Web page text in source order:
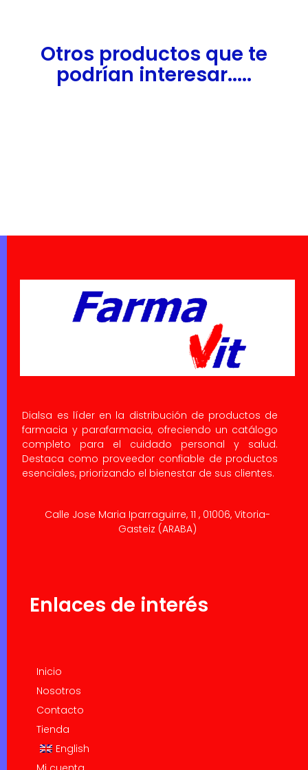
Otros productos que te
podrían interesar.....
Dialsa es líder en la distribución de productos de
farmacia y parafarmacia, ofreciendo un catálogo
completo para el cuidado personal y salud.
Destaca como proveedor confiable de productos
esenciales, priorizando el bienestar de sus clientes.
Calle Jose Maria Iparraguirre, 11 , 01006, Vitoria-
Gasteiz (ARABA)
Enlaces de interés
Inicio
Nosotros
Contacto
Tienda
English